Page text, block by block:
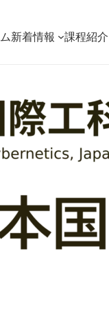
新着情報 課程紹介